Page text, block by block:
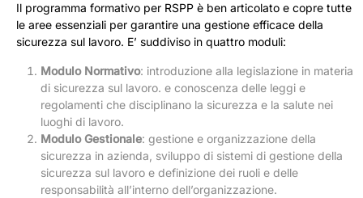
Il programma formativo per RSPP è ben articolato e copre tutte
le aree essenziali per garantire una gestione efficace della
sicurezza sul lavoro. E’ suddiviso in quattro moduli:
Modulo Normativo: introduzione alla legislazione in materia
di sicurezza sul lavoro. e conoscenza delle leggi e
regolamenti che disciplinano la sicurezza e la salute nei
luoghi di lavoro.
Modulo Gestionale: gestione e organizzazione della
sicurezza in azienda, sviluppo di sistemi di gestione della
sicurezza sul lavoro e definizione dei ruoli e delle
responsabilità all’interno dell’organizzazione.